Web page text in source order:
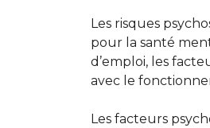
Les risques
pour la santé
d’emploi, les
avec le
Les facteurs